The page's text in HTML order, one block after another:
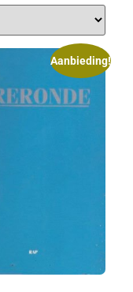
Aanbieding!